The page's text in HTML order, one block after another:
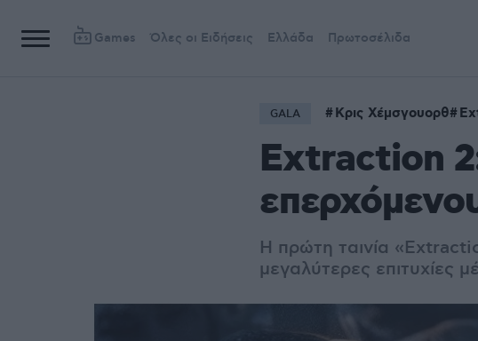
Games Όλες οι Ειδήσεις Ελλάδα Πρωτοσέλιδα
GALA Κρις Χέμσγουορθ
Extraction
Η πρώτη ταινία
μεγαλύτερες επιτυχίες